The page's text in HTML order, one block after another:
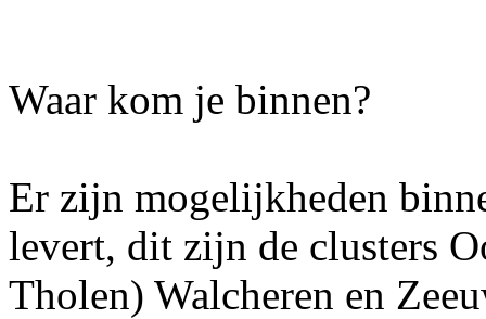
Waar kom je binnen?
Er zijn mogelijkheden
levert, dit zijn de clusters
Tholen) Walcheren en